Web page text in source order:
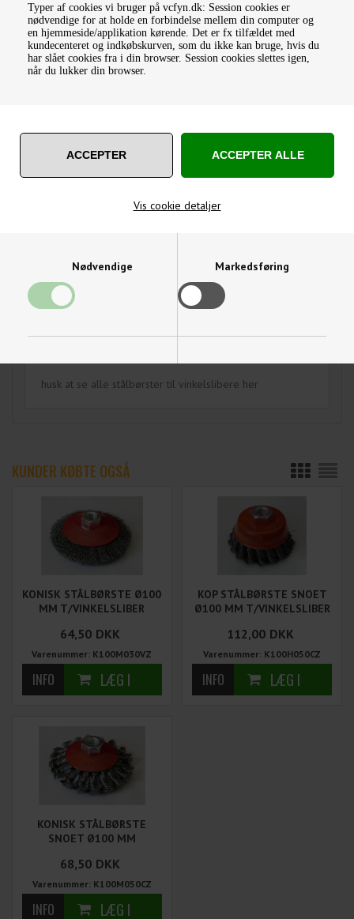
Typer af cookies vi bruger på vcfyn.dk: Session cookies er
nødvendige for at holde en forbindelse mellem din computer og
en hjemmeside/applikation kørende. Det er fx tilfældet med
kundecenteret og indkøbskurven, som du ikke kan bruge, hvis du
har slået cookies fra i din browser. Session cookies slettes igen,
når du lukker din browser.
Vis cookie detaljer
Nødvendige Markedsføring
På lager
Lagerstatus:
1-3 dage
Leveringstid:
OM PRODUKTET
vinkelsliber
Ø100 mm
husk at se alle stålbørster til vinkelslibere her
KUNDER KØBTE OGSÅ
KONISK STÅLBØRSTE Ø100
MM T/VINKELSLIBER
64,50 DKK
Varenummer: K100M030VZ
KOP STÅLBØRSTE SNOET
Ø100 MM T/VINKELSLIBER
112,00 DKK
Varenummer: K100H050CZ
KONISK STÅLBØRSTE
SNOET Ø100 MM
68,50 DKK
Varenummer: K100M050CZ